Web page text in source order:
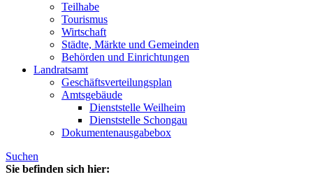
Teilhabe
Tourismus
Wirtschaft
Städte, Märkte und Gemeinden
Behörden und Einrichtungen
Landratsamt
Geschäftsverteilungsplan
Amtsgebäude
Dienststelle Weilheim
Dienststelle Schongau
Dokumentenausgabebox
Suchen
Sie befinden sich hier: